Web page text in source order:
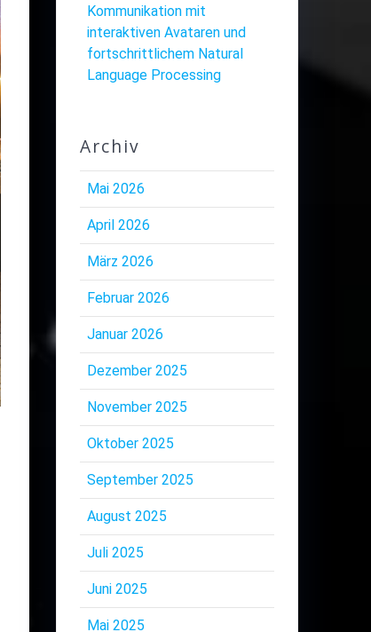
Kommunikation mit
interaktiven Avataren und
fortschrittlichem Natural
Language Processing
Archiv
Mai 2026
April 2026
März 2026
Februar 2026
Januar 2026
Dezember 2025
November 2025
Oktober 2025
September 2025
August 2025
Juli 2025
Juni 2025
Mai 2025